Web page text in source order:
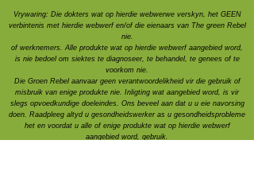
Vrywaring: Die dokters wat op hierdie webwerwe verskyn, het GEEN
verbintenis met hierdie webwerf en/of die eienaars van The green Rebel
nie.
of werknemers. Alle produkte wat op hierdie webwerf aangebied word,
is nie bedoel om siektes te diagnoseer, te behandel, te genees of te
voorkom nie.
Die Groen Rebel aanvaar geen verantwoordelikheid vir die gebruik of
misbruik van enige produkte nie. Inligting wat aangebied word, is vir
slegs opvoedkundige doeleindes. Ons beveel aan dat u u eie navorsing
doen. Raadpleeg altyd u gesondheidswerker as u gesondheidsprobleme
het en voordat u alle of enige produkte wat op hierdie webwerf
aangebied word, gebruik.